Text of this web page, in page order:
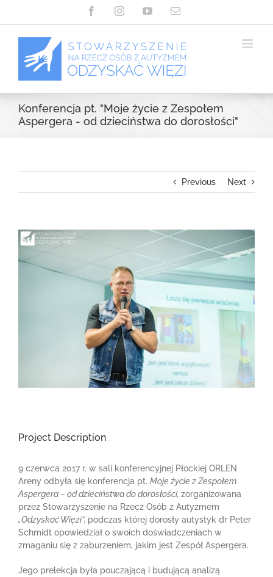
FacebookInstagramYouTubeEmail
Konferencja pt. "Moje życie z Zespołem
Aspergera - od dzieciństwa do dorosłości"
Previous Next
View
Larger
Image
Project Description
9 czerwca 2017 r. w sali konferencyjnej Płockiej ORLEN
Areny odbyła się konferencja pt. Moje życie z Zespołem
Aspergera – od dzieciństwa do dorosłości, zorganizowana
przez Stowarzyszenie na Rzecz Osób z Autyzmem
„Odzyskać Więzi”, podczas której dorosły autystyk dr Peter
Schmidt opowiedział o swoich doświadczeniach w
zmaganiu się z zaburzeniem, jakim jest Zespół Aspergera.
Jego prelekcja była pouczającą i budującą analizą